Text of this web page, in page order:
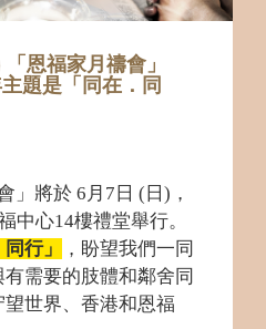
恩福家月禱會」
題是「同在．同
」將於 6月7日 (日)，
中心14樓禮堂舉行。
行」
，盼望我們一同
需要的肢體和鄰舍同
世界、香港和恩福